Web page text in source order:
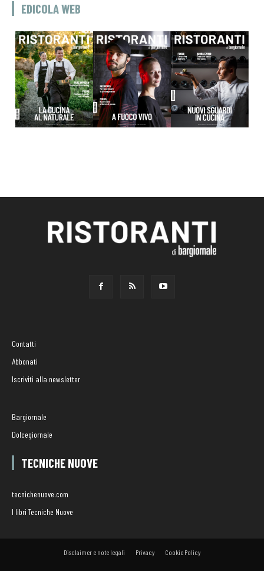
EDICOLA WEB
Contatti
Abbonati
Iscriviti alla newsletter
Bargiornale
Dolcegiornale
TECNICHE NUOVE
tecnichenuove.com
I libri Tecniche Nuove
Disclaimer e note legali Privacy Cookie Policy